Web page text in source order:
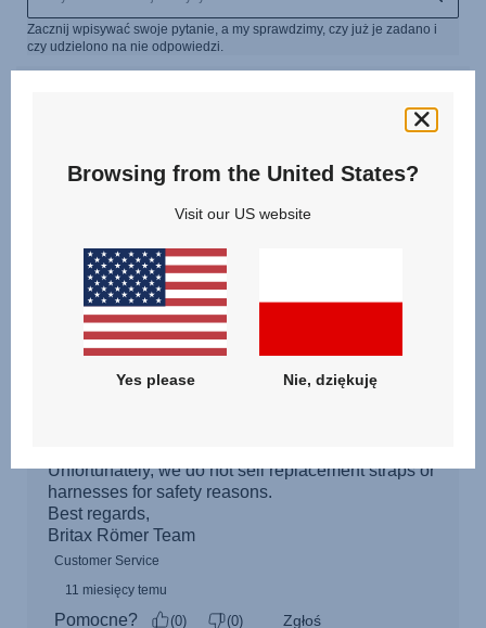
Browsing from the United States?
Visit our US website
Yes please Nie, dziękuję